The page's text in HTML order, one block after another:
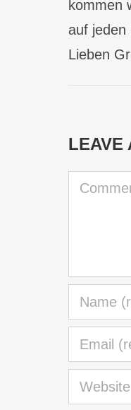
kommen
auf jeden
Lieben
LEAVE
Comment